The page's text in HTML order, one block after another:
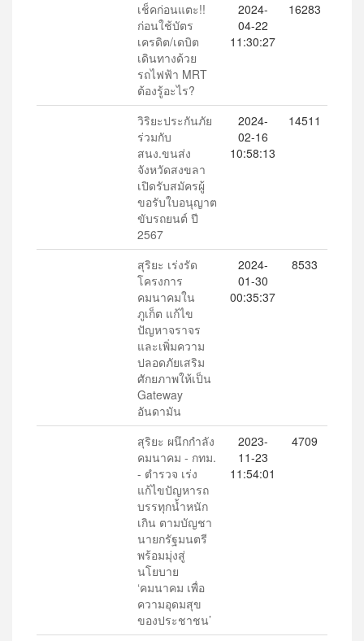
เช็คก่อนแตะ!!
ก่อนใช้บัตร
เครดิต/เดบิต
เดินทางด้วย
รถไฟฟ้า MRT
ต้องรู้อะไร?
2024-
04-22
11:30:27
16283
วิริยะประกันภัย
ร่วมกับ
สนง.ขนส่ง
จังหวัดสงขลา
เปิดรับสมัครผู้
ขอรับใบอนุญาต
ขับรถยนต์ ปี
2567
2024-
02-16
10:58:13
14511
สุริยะ เร่งรัด
โครงการ
คมนาคมใน
ภูเก็ต แก้ไข
ปัญหาจราจร
และเพิ่มความ
ปลอดภัยเสริม
ศักยภาพให้เป็น
Gateway
อันดามัน
2024-
01-30
00:35:37
8533
สุริยะ ผนึกกำลัง
คมนาคม - กทม.
- ตำรวจ เร่ง
แก้ไขปัญหารถ
บรรทุกน้ำหนัก
เกิน ตามบัญชา
นายกรัฐมนตรี
พร้อมมุ่งสู่
นโยบาย
‘คมนาคม เพื่อ
ความอุดมสุข
ของประชาชน’
2023-
11-23
11:54:01
4709